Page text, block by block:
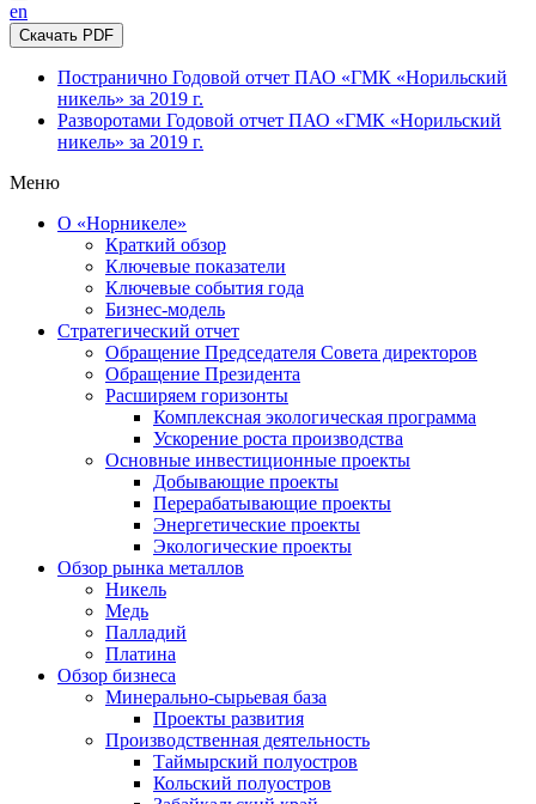
en
Скачать PDF
Постранично Годовой отчет ПАО «ГМК «Норильский
никель» за 2019 г.
Разворотами Годовой отчет ПАО «ГМК «Норильский
никель» за 2019 г.
Меню
О «Норникеле»
Краткий обзор
Ключевые показатели
Ключевые события года
Бизнес-модель
Стратегический отчет
Обращение Председателя Совета директоров
Обращение Президента
Расширяем горизонты
Комплексная экологическая программа
Ускорение роста производства
Основные инвестиционные проекты
Добывающие проекты
Перерабатывающие проекты
Энергетические проекты
Экологические проекты
Обзор рынка металлов
Никель
Медь
Палладий
Платина
Обзор бизнеса
Минерально-сырьевая база
Проекты развития
Производственная деятельность
Таймырский полуостров
Кольский полуостров